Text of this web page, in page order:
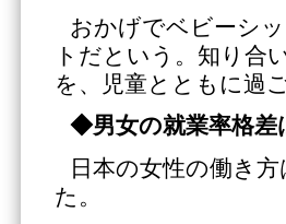
おかげでベビーシ
トだという。知り合
を、児童とともに過
◆男女の就業率格
日本の女性の働き
た。